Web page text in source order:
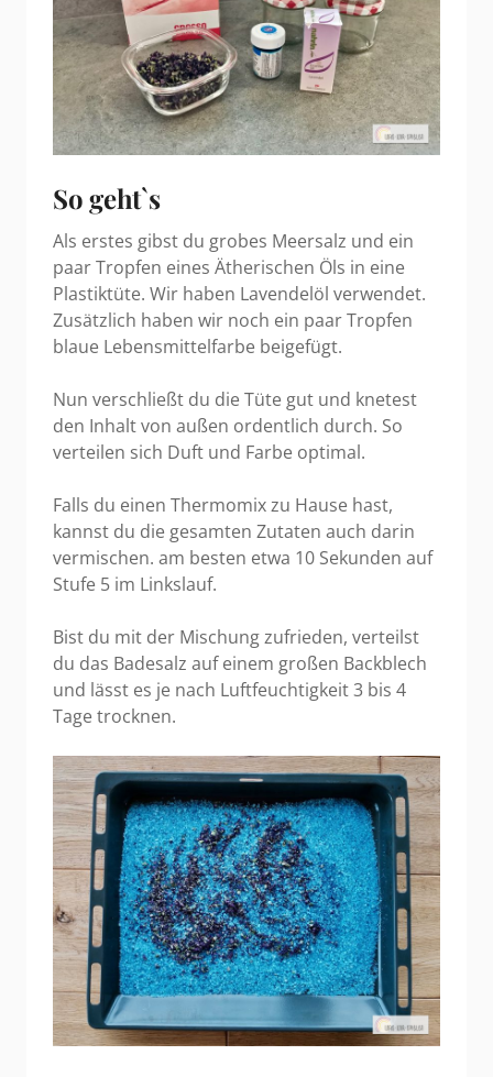
So geht`s
Als erstes gibst du grobes Meersalz und ein
paar Tropfen eines Ätherischen Öls in eine
Plastiktüte. Wir haben Lavendelöl verwendet.
Zusätzlich haben wir noch ein paar Tropfen
blaue Lebensmittelfarbe beigefügt.
Nun verschließt du die Tüte gut und knetest
den Inhalt von außen ordentlich durch. So
verteilen sich Duft und Farbe optimal.
Falls du einen Thermomix zu Hause hast,
kannst du die gesamten Zutaten auch darin
vermischen. am besten etwa 10 Sekunden auf
Stufe 5 im Linkslauf.
Bist du mit der Mischung zufrieden, verteilst
du das Badesalz auf einem großen Backblech
und lässt es je nach Luftfeuchtigkeit 3 bis 4
Tage trocknen.